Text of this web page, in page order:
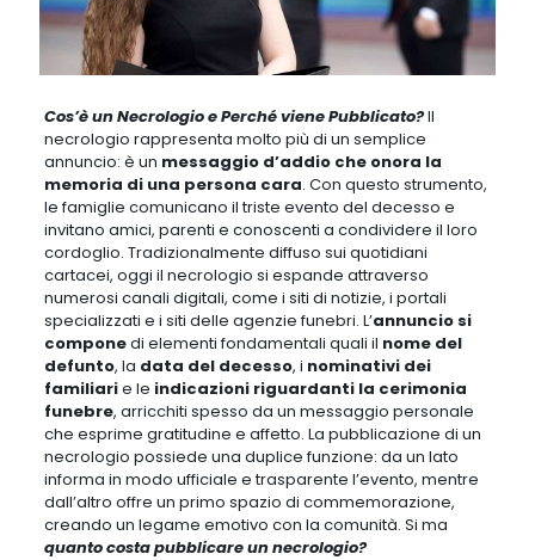
Cos’è un Necrologio e Perché viene Pubblicato?Il
necrologio rappresenta molto più di un semplice
annuncio: è un messaggio d’addio che onora la
memoria di una persona cara. Con questo strumento,
le famiglie comunicano il triste evento del decesso e
invitano amici, parenti e conoscenti a condividere il loro
cordoglio. Tradizionalmente diffuso sui quotidiani
cartacei, oggi il necrologio si espande attraverso
numerosi canali digitali, come i siti di notizie, i portali
specializzati e i siti delle agenzie funebri. L’annuncio si
componedi elementi fondamentali quali il nome del
defunto, la data del decesso, i nominativi dei
familiarie le indicazioni riguardanti la cerimonia
funebre, arricchiti spesso da un messaggio personale
che esprime gratitudine e affetto. La pubblicazione di un
necrologio possiede una duplice funzione: da un lato
informa in modo ufficiale e trasparente l’evento, mentre
dall’altro offre un primo spazio di commemorazione,
creando un legame emotivo con la comunità. Si ma
quanto costa pubblicare un necrologio?